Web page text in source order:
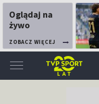
Oglądaj na
żywo
ZOBACZ WIĘCEJ